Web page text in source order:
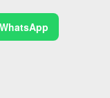
WhatsApp